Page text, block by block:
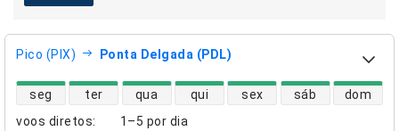
Pico (PIX) Ponta Delgada (PDL)
voos diretos:
1–5 por dia
disponibilidade de voos diretos
seg ter qua qui sex sáb dom